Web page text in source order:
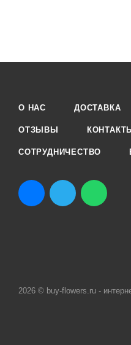
О НАС ДОСТАВКА
ОТЗЫВЫ КОНТАКТЫ
СОТРУДНИЧЕСТВО
2026 © buy-flowers.ru -